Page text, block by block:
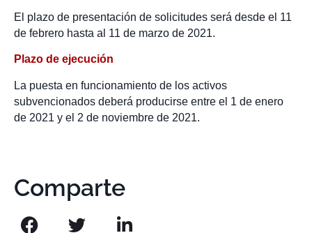
El plazo de presentación de solicitudes será desde el 11
de febrero hasta al 11 de marzo de 2021.
Plazo de ejecución
La puesta en funcionamiento de los activos
subvencionados deberá producirse entre el 1 de enero
de 2021 y el 2 de noviembre de 2021.
Comparte